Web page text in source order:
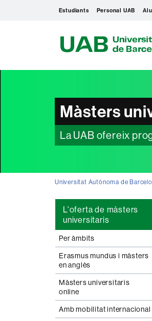
Estudiants Personal UAB
Màsters
La UAB ofereix
Universitat Autònoma de
L'oferta de màsters
universitaris
Per àmbits
Erasmus mundus i màsters
en anglès
Màsters universitaris
online
Amb mobilitat internacional